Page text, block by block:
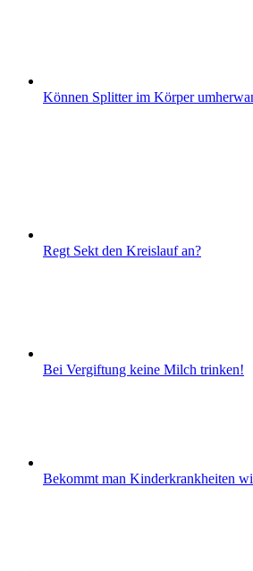
Können Splitter im Körper
Regt Sekt den Kreislauf an?
Bei Vergiftung keine Milch trinken!
Bekommt man Kinderkrankheiten